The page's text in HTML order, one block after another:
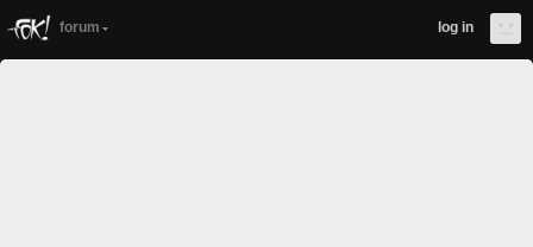
forum log in